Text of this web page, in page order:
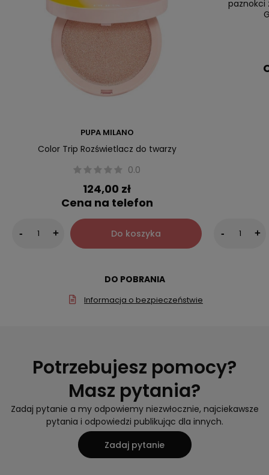
PUPA MILANO
Color Trip Rozświetlacz do twarzy
0.0
124,00 zł
Cena na telefon
- + Do koszyka
paznokci
- +
DO POBRANIA
Informacja o bezpieczeństwie
Potrzebujesz pomocy?
Masz pytania?
Zadaj pytanie a my odpowiemy niezwłocznie, najciekawsze
pytania i odpowiedzi publikując dla innych.
Zadaj pytanie